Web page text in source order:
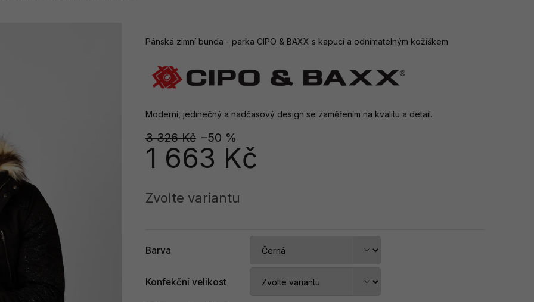
3 326 Kč –50 %
1 663 Kč
cena:
Zvolte variantu
Barva
Konfekční velikost
Pánská zimní bunda - parka CIPO & BAXX s kapucí a odnímatelným kožíškem
Moderní, jedinečný a nadčasový design se zaměřením na kvalitu a detail.